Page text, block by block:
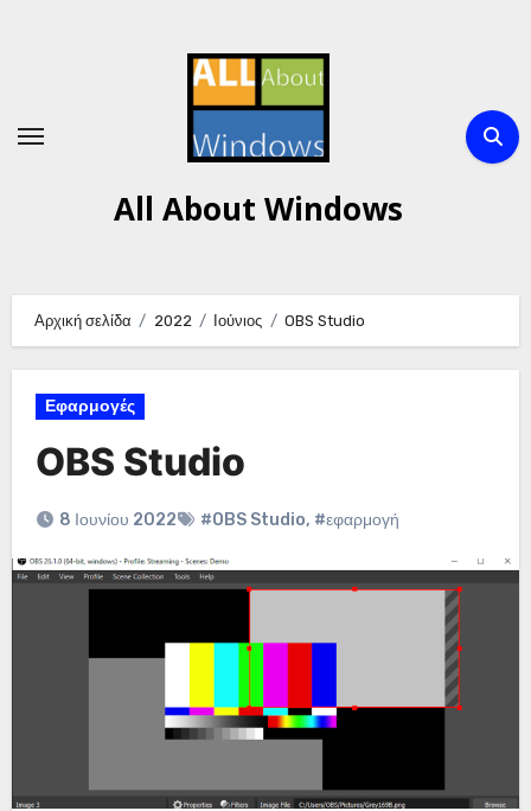
All About Windows
Αρχική σελίδα 2022 Ιούνιος OBS Studio
Εφαρμογές
OBS Studio
8 Ιουνίου 2022 #OBS Studio, #εφαρμογή